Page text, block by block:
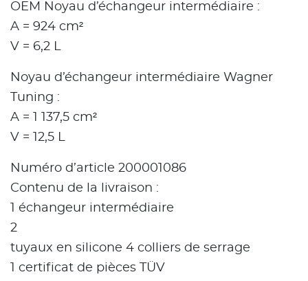
OEM Noyau d’échangeur intermédiaire :
A = 924 cm²
V = 6,2 L
Noyau d’échangeur intermédiaire Wagner
Tuning :
A = 1 137,5 cm²
V = 12,5 L
Numéro d’article 200001086
Contenu de la livraison :
1 échangeur intermédiaire
2
tuyaux en silicone 4 colliers de serrage
1 certificat de pièces TÜV